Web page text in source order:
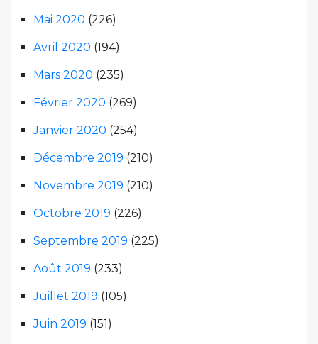
Mai 2020 (226)
Avril 2020 (194)
Mars 2020 (235)
Février 2020 (269)
Janvier 2020 (254)
Décembre 2019 (210)
Novembre 2019 (210)
Octobre 2019 (226)
Septembre 2019 (225)
Août 2019 (233)
Juillet 2019 (105)
Juin 2019 (151)